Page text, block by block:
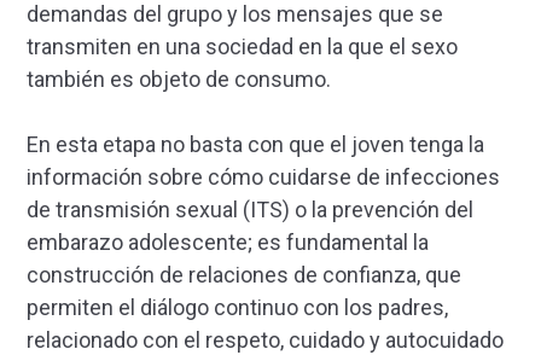
demandas del grupo y los mensajes que se
transmiten en una sociedad en la que el sexo
también es objeto de consumo.
En esta etapa no basta con que el joven tenga la
información sobre cómo cuidarse de infecciones
de transmisión sexual (ITS) o la prevención del
embarazo adolescente; es fundamental la
construcción de relaciones de confianza, que
permiten el diálogo continuo con los padres,
relacionado con el respeto, cuidado y autocuidado